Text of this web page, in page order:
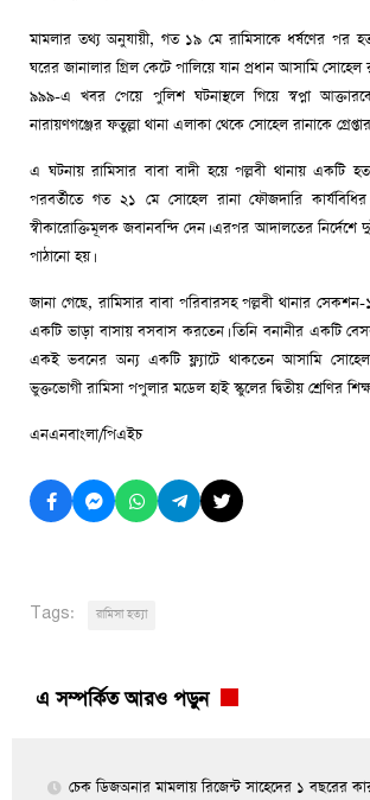
মামলার তথ্য অনুযায়ী, গত ১৯ মে রামিসাকে ধর্ষণের পর
ঘরের জানালার গ্রিল কেটে পালিয়ে যান প্রধান আসামি সোহেল
৯৯৯-এ খবর পেয়ে পুলিশ ঘটনাস্থলে গিয়ে স্বপ্না
নারায়ণগঞ্জের ফতুল্লা থানা এলাকা থেকে সোহেল রানাকে
এ ঘটনায় রামিসার বাবা বাদী হয়ে পল্লবী থানায় একটি
পরবর্তীতে গত ২১ মে সোহেল রানা ফৌজদারি
স্বীকারোক্তিমূলক জবানবন্দি দেন। এরপর আদালতের নির্দেশে
পাঠানো হয়।
জানা গেছে, রামিসার বাবা পরিবারসহ পল্লবী থানার
একটি ভাড়া বাসায় বসবাস করতেন। তিনি বনানীর একটি
একই ভবনের অন্য একটি ফ্ল্যাটে থাকতেন আসামি সোহেল
ভুক্তভোগী রামিসা পপুলার মডেল হাই স্কুলের দ্বিতীয় শ্রেণির
এনএনবাংলা/পিএইচ
Tags: রামিসা হত্যা
এ সম্পর্কিত আরও পড়ুন
চেক ডিজঅনার মামলায় রিজেন্ট সাহেদের ১ বছরের